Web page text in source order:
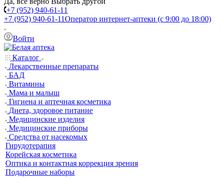
+7 (952) 940-61-11
+7 (952) 940-61-11Оператор интернет-аптеки (с 9:00 до 18:00)
Войти
Каталог
Лекарственные препараты
БАД
Витамины
Мама и малыш
Гигиена и аптечная косметика
Диета, здоровое питание
Медицинские изделия
Медицинские приборы
Средства от насекомых
Гирудотерапия
Корейская косметика
Оптика и контактная коррекция зрения
Подарочные наборы